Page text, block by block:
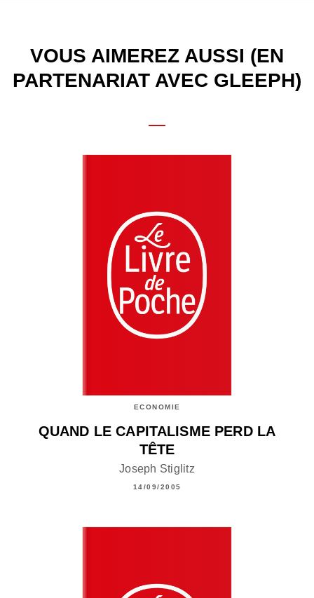
VOUS AIMEREZ AUSSI (EN
PARTENARIAT AVEC GLEEPH)
ECONOMIE
QUAND LE CAPITALISME PERD LA
TÊTE
Joseph Stiglitz
14/09/2005